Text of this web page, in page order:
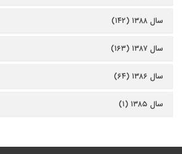
سال ۱۳۸۸ (۱۴۲)
سال ۱۳۸۷ (۱۶۳)
سال ۱۳۸۶ (۶۴)
سال ۱۳۸۵ (۱)